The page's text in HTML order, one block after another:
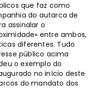
que faz como
do autarca de
assinalar o
entre ambos,
diferentes. Tudo
público acima
o exemplo do
no início deste
do mandato dos